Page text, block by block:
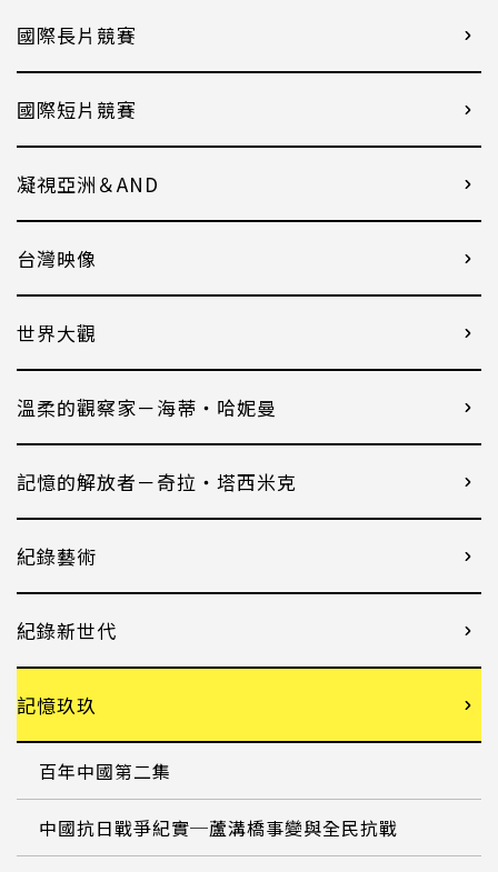
國際長片競賽
國際短片競賽
凝視亞洲＆AND
台灣映像
世界大觀
溫柔的觀察家－海蒂・哈妮曼
記憶的解放者－奇拉・塔西米克
紀錄藝術
紀錄新世代
記憶玖玖
百年中國第二集
中國抗日戰爭紀實─蘆溝橋事變與全民抗戰